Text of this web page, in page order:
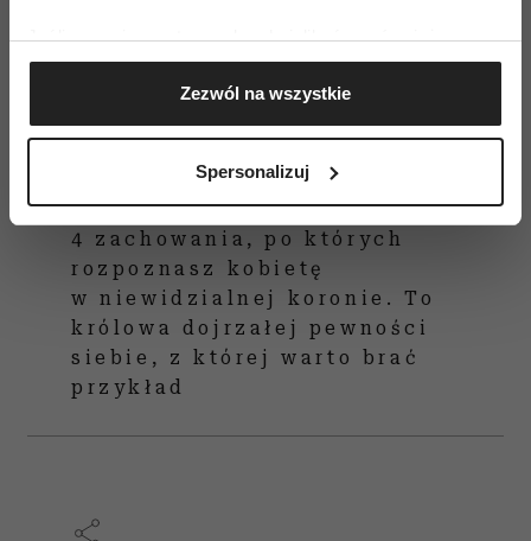
Jeśli wyrazisz na to zgodę, chcielibyśmy również:
Gromadzić dane dotyczące Twojej lokalizacji
geograficznej z dokładnością nawet do kilku metrów
Identyfikować Twoje urządzenie, aktywnie
(fingerprinting, czyli wirtualny odcisk palca)
dane są przetwarzane oraz ustaw własne preferencje w
sekcji szczegółów . W Deklaracji plików cookie możesz
zmienić lub wycofać swoją zgodę w dowolnej chwili.
Wykorzystujemy pliki cookie do spersonalizowania treści
i reklam, aby oferować funkcje społecznościowe i
korzystasz z naszej witryny, udostępniamy partnerom
otrzymanymi od Ciebie lub uzyskanymi podczas
Zezwól na wszystkie
Spersonalizuj
4 zachowania, po których
rozpoznasz kobietę
w niewidzialnej koronie. To
królowa dojrzałej pewności
siebie, z której warto brać
przykład